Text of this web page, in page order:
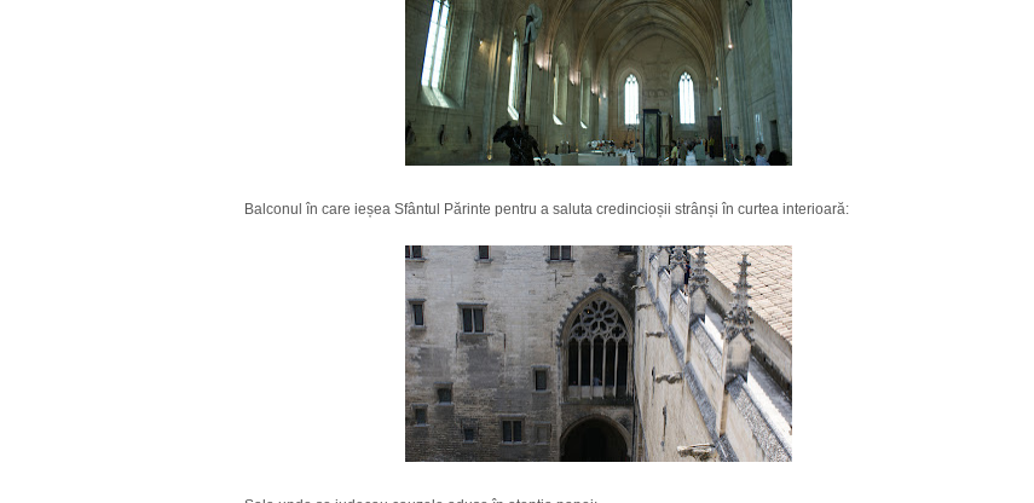
Balconul în care ieșea Sfântul Părinte pentru a saluta credincioșii strânși în curtea interioară: